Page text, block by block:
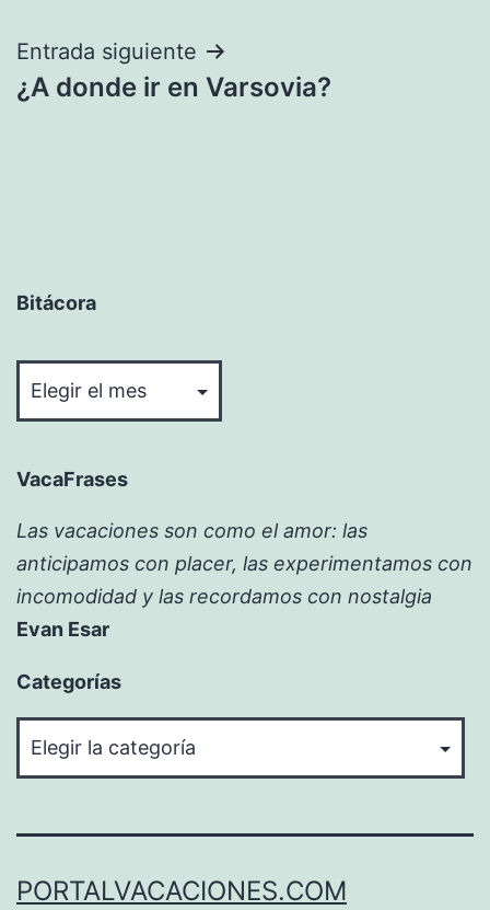
Entrada siguiente
¿A donde ir en Varsovia?
Bitácora
VacaFrases
Las vacaciones son como el amor: las
anticipamos con placer, las experimentamos con
incomodidad y las recordamos con nostalgia
Evan Esar
Categorías
PORTALVACACIONES.COM